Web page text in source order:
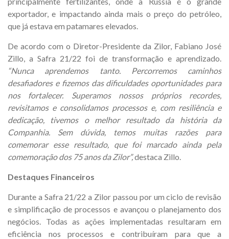
exportador, e impactando ainda mais o preço do petróleo,
que já estava em patamares elevados.
De acordo com o Diretor-Presidente da Zilor, Fabiano José
Zillo, a Safra 21/22 foi de transformação e aprendizado.
“Nunca aprendemos tanto.
Percorremos caminhos
desafiadores e fizemos das dificuldades oportunidades para
nos fortalecer. Superamos nossos próprios recordes,
revisitamos e consolidamos processos e, com resiliência e
dedicação, tivemos o melhor resultado da história da
Companhia. Sem dúvida, temos muitas razões para
comemorar esse resultado, que foi marcado ainda pela
comemoração dos 75 anos da Zilor”,destaca Zillo.
Destaques Financeiros
Durante a Safra 21/22 a Zilor passou por um ciclo de revisão
e simplificação de processos e avançou o planejamento dos
negócios. Todas as ações implementadas resultaram em
eficiência nos processos e contribuíram para que a